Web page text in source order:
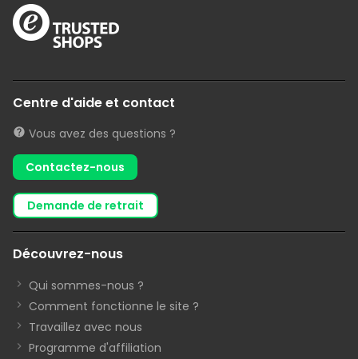
Centre d'aide et contact
Vous avez des questions ?
Contactez-nous
demande de retrait
Découvrez-nous
Qui sommes-nous ?
Comment fonctionne le site ?
Travaillez avec nous
Programme d'affiliation